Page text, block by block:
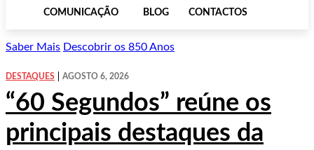
COMUNICAÇÃO BLOG CONTACTOS
Saber Mais Descobrir os 850 Anos
DESTAQUES AGOSTO 6, 2026
“60 Segundos” reúne os
principais destaques da